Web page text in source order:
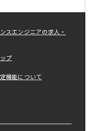
スエンジニアの求人・
プ
機能について